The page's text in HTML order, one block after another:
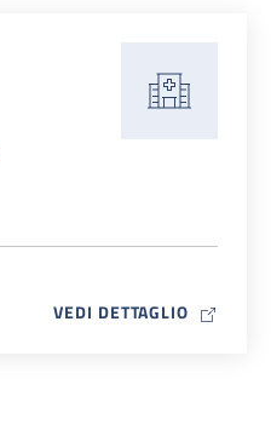
VEDI DETTAGLIO MAP ICON